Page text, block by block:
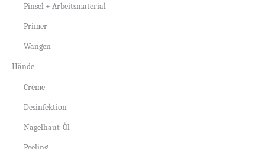
Pinsel + Arbeitsmaterial
Primer
Wangen
Hände
Crème
Desinfektion
Nagelhaut-Öl